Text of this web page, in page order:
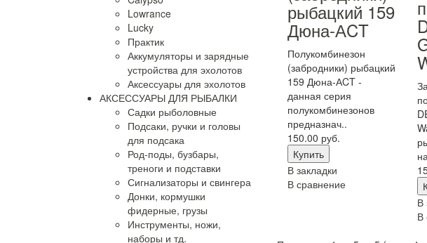
Lowrance
Lucky
Практик
Аккумуляторы и зарядные
устройства для эхолотов
Аксессуары для эхолотов
АКСЕССУАРЫ ДЛЯ РЫБАЛКИ
Садки рыболовные
Подсаки, ручки и головы
для подсака
Род-поды, бузбары,
треноги и подставки
Сигнализаторы и свингера
Донки, кормушки
фидерные, грузы
Инструменты, ножи,
наборы и тд.
рыбацкий 159
Дюна-АCT
Полукомбинезон
(забродники) рыбацкий
159 Дюна-АCT -
данная серия
полукомбинезонов
предназнач..
150.00 руб.
В закладки
В сравнение
В
В